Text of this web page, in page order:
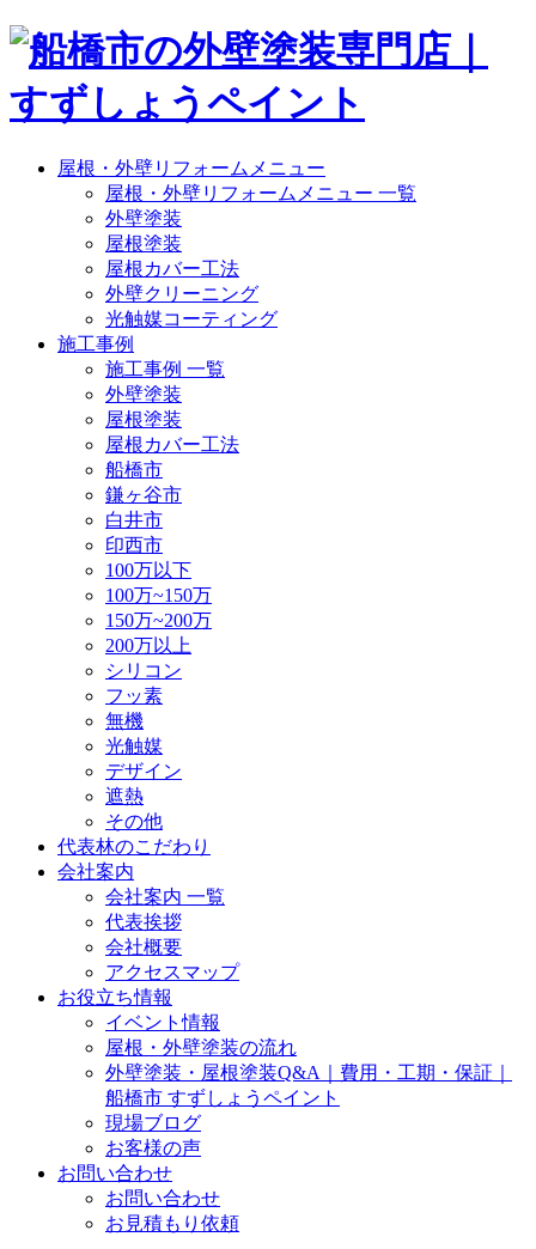
屋根・外壁リフォームメニュー
屋根・外壁リフォームメニュー 一覧
外壁塗装
屋根塗装
屋根カバー工法
外壁クリーニング
光触媒コーティング
施工事例
施工事例 一覧
外壁塗装
屋根塗装
屋根カバー工法
船橋市
鎌ヶ谷市
白井市
印西市
100万以下
100万~150万
150万~200万
200万以上
シリコン
フッ素
無機
光触媒
デザイン
遮熱
その他
代表林のこだわり
会社案内
会社案内 一覧
代表挨拶
会社概要
アクセスマップ
お役立ち情報
イベント情報
屋根・外壁塗装の流れ
外壁塗装・屋根塗装Q&A｜費用・工期・保証｜
船橋市 すずしょうペイント
現場ブログ
お客様の声
お問い合わせ
お問い合わせ
お見積もり依頼